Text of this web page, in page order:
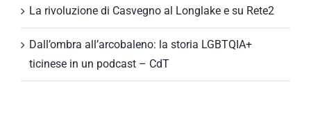
La rivoluzione di Casvegno al Longlake e su Rete2
Dall’ombra all’arcobaleno: la storia LGBTQIA+
ticinese in un podcast – CdT